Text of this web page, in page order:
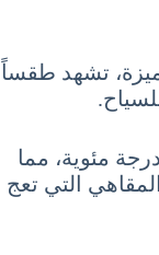
تشهد طقساً
تتراوح درجات الحرارة بين 15 إلى 21 درجة مئوية، مما
التي تعج